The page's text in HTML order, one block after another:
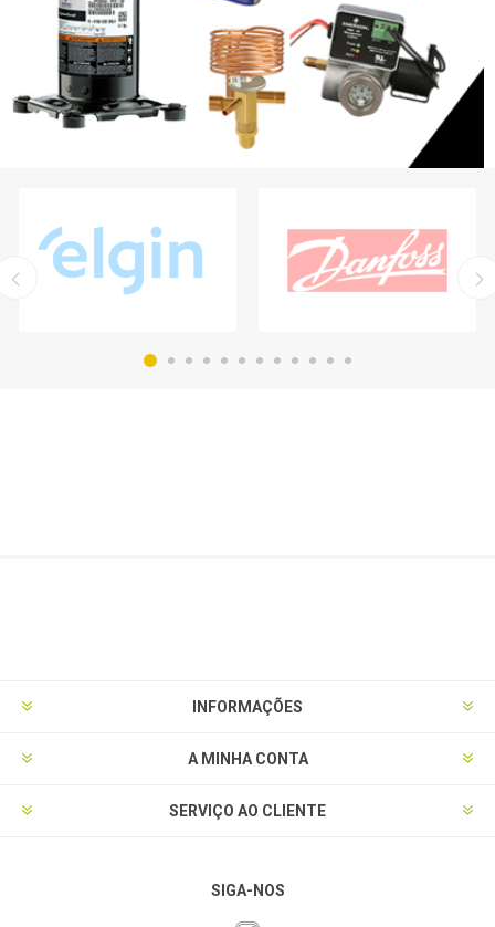
INFORMAÇÕES
A MINHA CONTA
SERVIÇO AO CLIENTE
SIGA-NOS